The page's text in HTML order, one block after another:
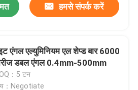
तार
कॉइल
हमसे संपर्क करें
एंगल एल्युमिनियम एल शेप्ड बार 6000
डबल एंगल 0.4mm-500mm
：5 टन
：Negotiate